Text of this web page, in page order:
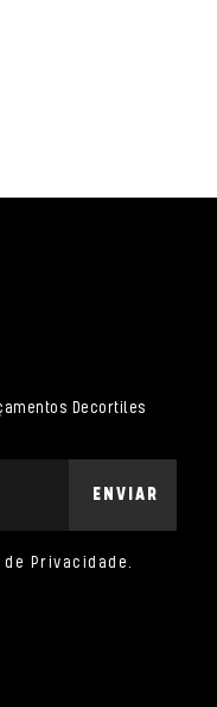
Decortiles
ENVIAR
de Privacidade.